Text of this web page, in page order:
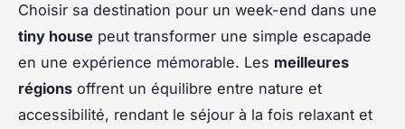
Choisir sa destination pour un week-end dans une
tiny house peut transformer une simple escapade
en une expérience mémorable. Les meilleures
régions offrent un équilibre entre nature et
accessibilité, rendant le séjour à la fois relaxant et